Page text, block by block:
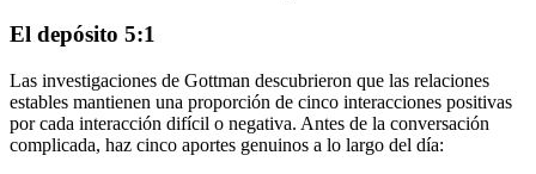
El depósito 5:1
Las investigaciones de Gottman descubrieron que las relaciones
estables mantienen una proporción de cinco interacciones positivas
por cada interacción difícil o negativa. Antes de la conversación
complicada, haz cinco aportes genuinos a lo largo del día: